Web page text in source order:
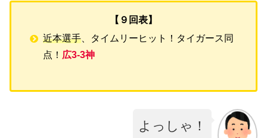
【９回表】
近本選手 、タイムリーヒット！タイガース同
点！ 広3-3神
よっしゃ！